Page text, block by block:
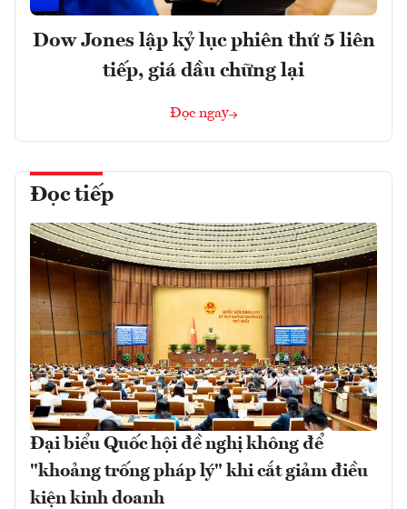
Dow Jones lập kỷ lục phiên thứ 5 liên
tiếp, giá dầu chững lại
Đọc ngay
Đọc tiếp
Đại biểu Quốc hội đề nghị không để
"khoảng trống pháp lý" khi cắt giảm điều
kiện kinh doanh